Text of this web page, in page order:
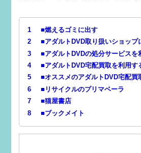
1
■燃えるゴミに出す
2
■アダルトDVD取り扱いショップ
3
■アダルトDVDの処分サービスを
4
■アダルトDVD宅配買取を利用す
5
■オススメのアダルトDVD宅配買
6
■リサイクルのプリマベーラ
7
■猫屋書店
8
■ブックメイト